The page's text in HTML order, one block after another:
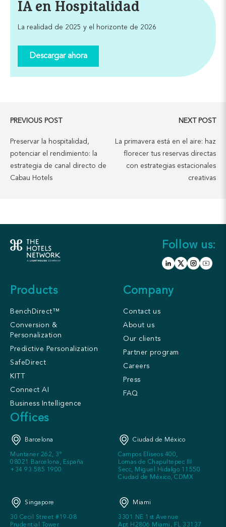
IA en Hospitalidad
La realidad de 2025 y el horizonte de 2026
Descargar ahora
PREVIOUS POST
Preservar la hospitalidad,
potenciar el rendimiento: la
estrategia de canal directo de
Cabau Hotels
NEXT POST
La primavera está en el aire: haz
florecer tus reservas directas
con estrategias estacionales
creativas
Follow us:
Products
BenchDirect™
Conversion &
Personalization
Predictive Personalization
SafeDirect
KITT
Connect AI
Business Intelligence
Company
Contact us
About us
Our clients
Partner program
Careers
Press
FAQ
Offices
Barcelona
Muntaner 262, 3º
08021 Barcelona, España
+34 93 585 1900
Ciudad de México
Campos Eliseos 400,
Lomas de Chapultepec III
Secc, Miguel Hidalgo 11550
Ciudad de México, CDMX
Singapore
30 Cecil Street #19-08
Prudential Tower
Miami
3301 NE 1st Avenue
Apt H2806 Miami, FL 33137